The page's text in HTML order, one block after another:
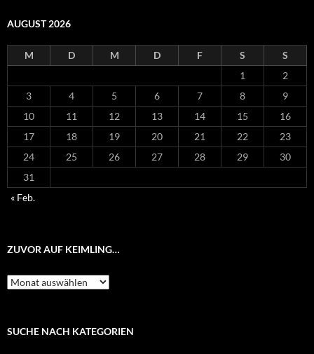
AUGUST 2026
M D M D F S
S
1
2
3
4 5 6 7 8
9
10
11 12 13 14 15
16
17
18 19 20 21 22
23
24
25 26 27 28 29
30
31
« Feb.
ZUVOR AUF KEIMLING…
Zuvor
auf
SUCHE NACH KATEGORIEN